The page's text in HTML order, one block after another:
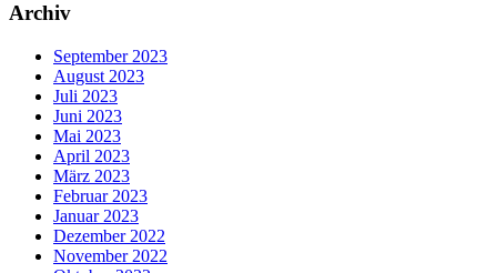
Archiv
September 2023
August 2023
Juli 2023
Juni 2023
Mai 2023
April 2023
März 2023
Februar 2023
Januar 2023
Dezember 2022
November 2022